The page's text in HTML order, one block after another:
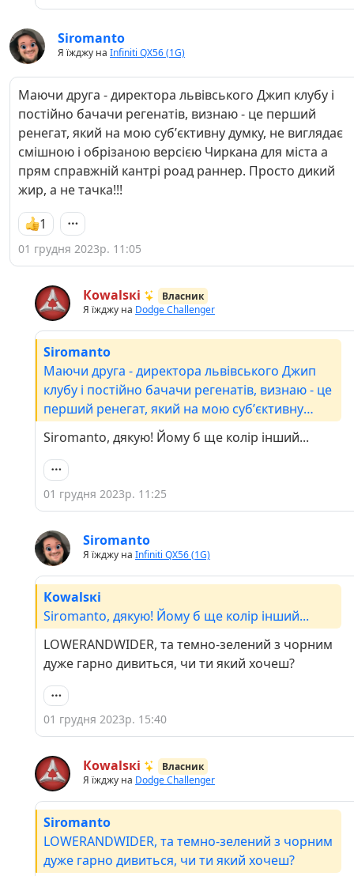
Siromanto
Я їжджу на Infiniti QX56 (1G)
Маючи друга - директора львівського Джип клубу і
постійно бачачи регенатів, визнаю - це перший
ренегат, який на мою субʼєктивну думку, не виглядає
смішною і обрізаною версією Чиркана для міста а
прям справжній кантрі роад раннер. Просто дикий
жир, а не тачка!!!
1
01 грудня 2023р. 11:05
Кowаlsкі
Власник
Я їжджу на Dodge Challenger
Siromanto
Маючи друга - директора львівського Джип
клубу і постійно бачачи регенатів, визнаю - це
перший ренегат, який на мою субʼєктивну
думку, не виглядає смішною і обрізаною
версією Чиркана для міста а прям справжній
кантрі роад раннер. Просто дикий жир, а не
тачка!!!
Siromanto, дякую! Йому б ще колір інший...
01 грудня 2023р. 11:25
Siromanto
Я їжджу на Infiniti QX56 (1G)
Кowаlsкі
Siromanto, дякую! Йому б ще колір інший...
LOWERANDWIDER, та темно-зелений з чорним
дуже гарно дивиться, чи ти який хочеш?
01 грудня 2023р. 15:40
Кowаlsкі
Власник
Я їжджу на Dodge Challenger
Siromanto
LOWERANDWIDER, та темно-зелений з чорним
дуже гарно дивиться, чи ти який хочеш?